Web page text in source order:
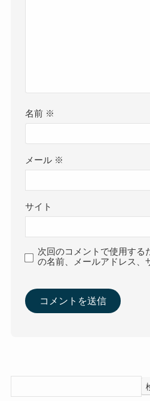
名前 ※
メール ※
サイト
次回のコメントで使用する
の名前、メールアドレス、